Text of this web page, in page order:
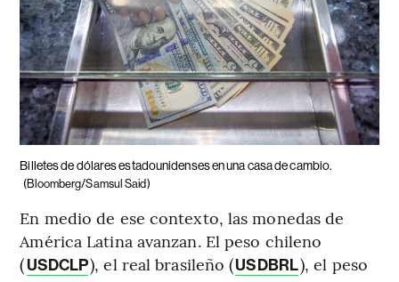
Billetes de dólares estadounidenses en una casa de cambio.
(Bloomberg/Samsul Said)
En medio de ese contexto, las monedas de
América Latina avanzan. El peso chileno
(USDCLP), el real brasileño (USDBRL), el peso